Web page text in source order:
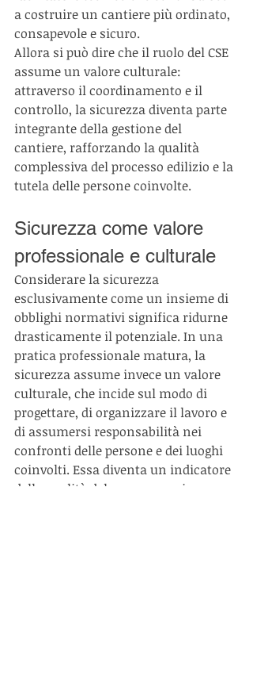
a costruire un cantiere più ordinato,
consapevole e sicuro.
Allora si può dire che il ruolo del CSE
assume un valore culturale:
attraverso il coordinamento e il
controllo, la sicurezza diventa parte
integrante della gestione del
cantiere, rafforzando la qualità
complessiva del processo edilizio e la
tutela delle persone coinvolte.
Sicurezza come valore
professionale e culturale
Considerare la sicurezza
esclusivamente come un insieme di
obblighi normativi significa ridurne
drasticamente il potenziale. In una
pratica professionale matura, la
sicurezza assume invece un valore
culturale, che incide sul modo di
progettare, di organizzare il lavoro e
di assumersi responsabilità nei
confronti delle persone e dei luoghi
coinvolti. Essa diventa un indicatore
della qualità del processo, prima